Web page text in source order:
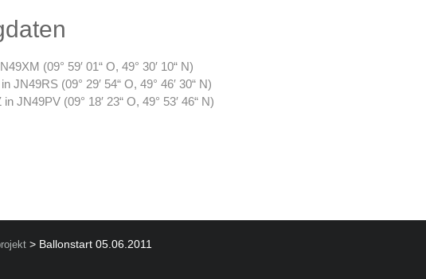
(09° 59′ 01“ O, 49° 30′ 10“ N)
JN49RS (09° 29′ 54“ O, 49° 46′ 30“ N)
JN49PV (09° 18′ 23“ O, 49° 53′ 46“ N)
> Ballonstart 05.06.2011